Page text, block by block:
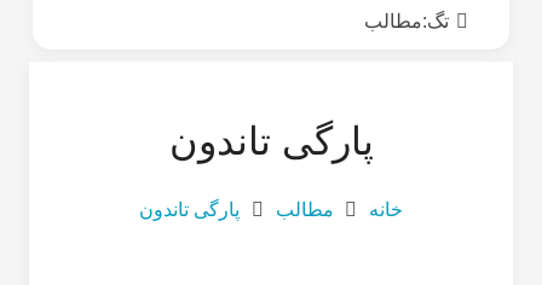
تگ:مطالب
پارگی تاندون
خانه مطالب پارگی تاندون